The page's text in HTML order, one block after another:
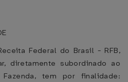
Federal do Brasil - RFB,
diretamente subordinado ao
tem por finalidade: